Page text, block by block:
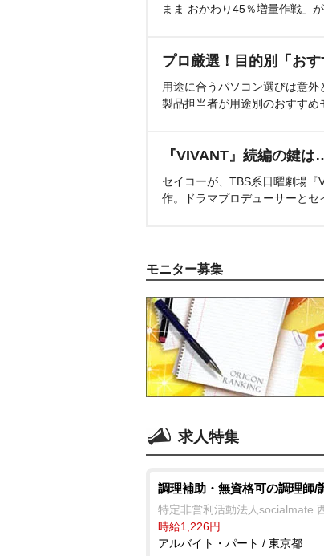
まま おかわり45％増量作戦」
プロ厳選！目的別「お
用途に合うパソコン選びは意
製品担当者が用途別のおすすめ
『VIVANT』続編の鍵
セイコーが、TBS系日曜劇場『
作。ドラマプロデューサーとセ
モニター募集
求人特集
調理補助・無資格可の調理師/
特定非営利活動法人socialmate
時給1,226円
アルバイト・パート / 東京都